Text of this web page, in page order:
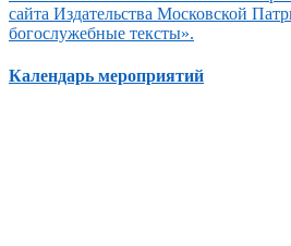
сайта Издательства Московской
богослужебные тексты».
Календарь мероприятий